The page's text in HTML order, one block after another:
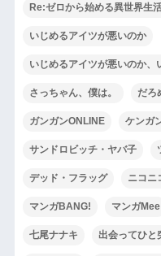
Re:ゼロから始める異世界生
いじめるアイツが悪いのか
いじめるアイツが悪いのか
さっちゃん、僕は。 だろ
ガンガンONLINE ケンガ
サンドロビッチ・ヤバ子
デッド・フラッグ ニコニ
マンガBANG! マンガMee
七尾ナナキ 出会ってひと